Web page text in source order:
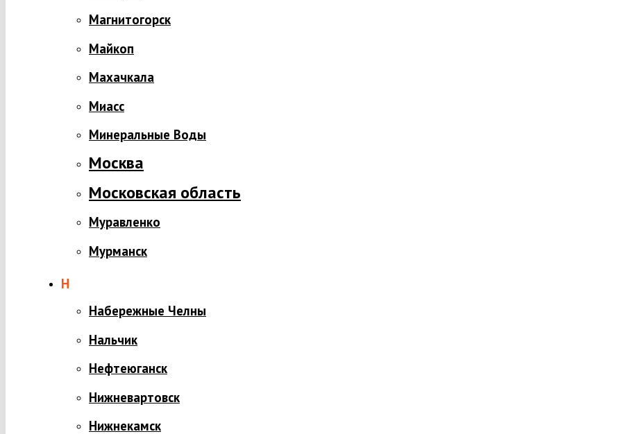
Магнитогорск
Майкоп
Махачкала
Миасс
Минеральные Воды
Москва
Московская область
Муравленко
Мурманск
Н
Набережные Челны
Нальчик
Нефтеюганск
Нижневартовск
Нижнекамск